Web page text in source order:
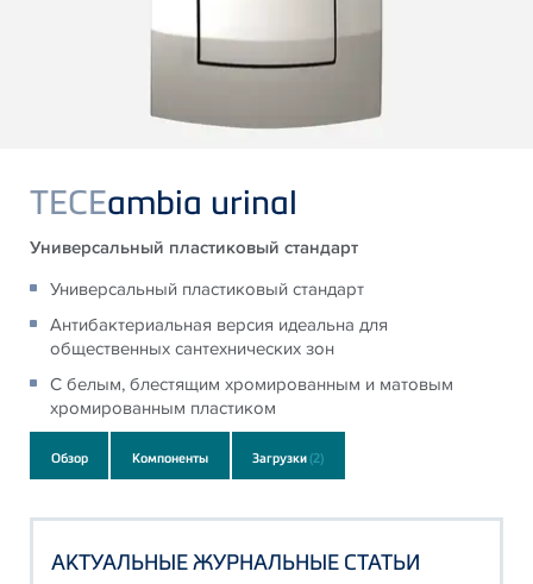
TECEambia urinal
Универсальный пластиковый стандарт
Универсальный пластиковый стандарт
Антибактериальная версия идеальна для
общественных сантехнических зон
С белым, блестящим хромированным и матовым
хромированным пластиком
Обзор Компоненты Загрузки(2)
АКТУАЛЬНЫЕ ЖУРНАЛЬНЫЕ СТАТЬИ